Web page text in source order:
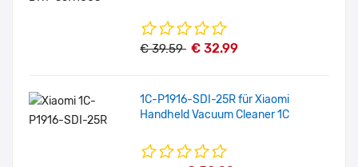
€ 39.59 € 32.99
1C-P1916-SDI-25R für Xiaomi
Handheld Vacuum Cleaner 1C